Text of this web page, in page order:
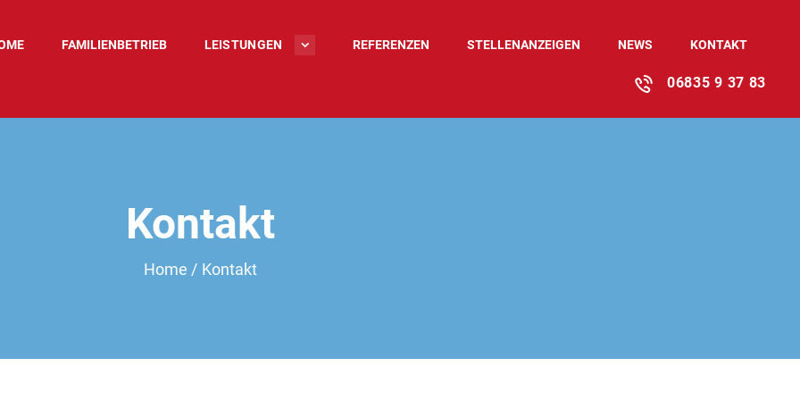
FAMILIENBETRIEB LEISTUNGEN REFERENZEN STELLEN­ANZEIGEN NEWS KONTAKT
06835 9 37 83
Kontakt
Home Kontakt